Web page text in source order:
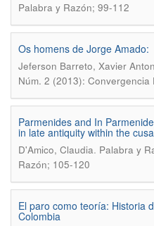
Palabra y Razón; 99-112
Os homens de Jorge Amado:
Jeferson Barreto, Xavier
Núm. 2 (2013): Convergencia
Parmenides and In
in late antiquity within the
D'Amico, Claudia. Palabra y
Razón; 105-120
El paro como teoría: Historia
Colombia